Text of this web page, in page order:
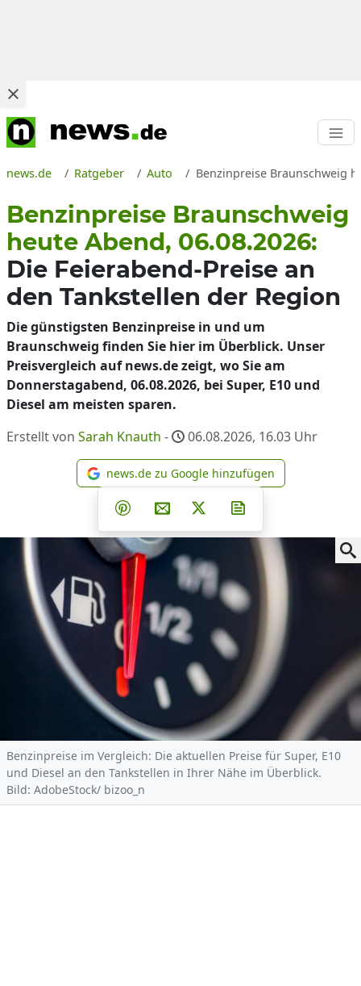
news.de Ratgeber Auto Benzinpreise Braunschweig
Benzinpreise Braunschweig
heute Abend, 06.08.2026:
Die Feierabend-Preise an
den Tankstellen der Region
Die günstigsten Benzinpreise in und um
Braunschweig finden Sie hier im Überblick. Unser
Preisvergleich auf news.de zeigt, wo Sie am
Donnerstagabend, 06.08.2026, bei Super, E10 und
Diesel am meisten sparen.
Erstellt von Sarah Knauth - 06.08.2026, 16.03 Uhr
news.de zu Google
news.de zu Google hinzufügen
Teilen auf Facebook
Teilen auf Whatsapp
Teilen auf Telegram
Teilen auf Pinterest
Per E-Mail teilen
Post auf X
Benzinpreise im Vergleich: Die aktuellen Preise für Super, E10
und Diesel an den Tankstellen in Ihrer Nähe im Überblick.
Bild: AdobeStock/ bizoo_n